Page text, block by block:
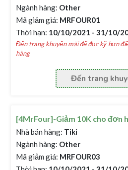
Ngành hàng: Other
Mã giảm giá: MRFOUR01
Thời hạn: 10/10/2021 - 31/10/
Đến trang khuyến mãi để đọc kỹ hơn
hàng
Đến trang
[4MrFour]-Giảm 10K cho đơn
Nhà bán hàng: Tiki
Ngành hàng: Other
Mã giảm giá: MRFOUR03